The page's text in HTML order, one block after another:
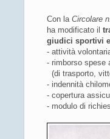
Con la Circolare
ha modificato il
giudici sportivi
- attività
- rimborso spese
(di trasporto,
- indennità
- copertura
- modulo di